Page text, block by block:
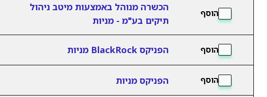
הוסף
הכשרה מנוהל באמצעות מיטב ניהול
תיקים בע"מ - מניות
הוסף הפניקס BlackRock מניות
הוסף הפניקס מניות